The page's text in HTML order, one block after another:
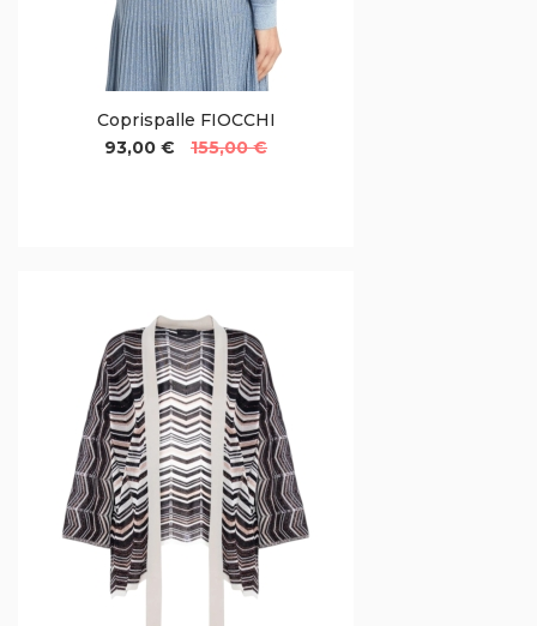
Coprispalle FIOCCHI
93,00 €
155,00 €